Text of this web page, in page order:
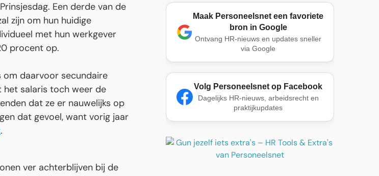
Een derde van de
zijn om hun huidige
met hun werkgever
procent op.
om daarvoor secundaire
het salaris toch weer de
dat ze er nauwelijks op
dat gevoel, want vorig jaar
.
ver achterblijven bij de
Maak Personeelsnet een favoriete
bron in Google
Ontvang HR-nieuws en updates sneller
via Google
Volg Personeelsnet op Facebook
Dagelijks HR-nieuws, arbeidsrecht en
praktijkupdates